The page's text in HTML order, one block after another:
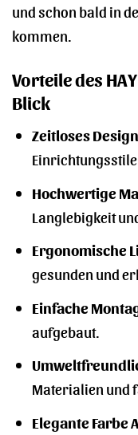
und schon bald in
kommen.
Vorteile des
Blick
Zeitloses
Hochwertige
Langlebigkeit
Ergonomische
gesunden und
Einfache
aufgebaut.
Materialien und
Elegante Farbe